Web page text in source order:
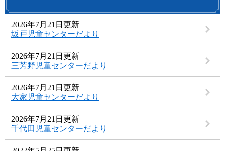
2026年7月21日更新
坂戸児童センターだより
2026年7月21日更新
三芳野児童センターだより
2026年7月21日更新
大家児童センターだより
2026年7月21日更新
千代田児童センターだより